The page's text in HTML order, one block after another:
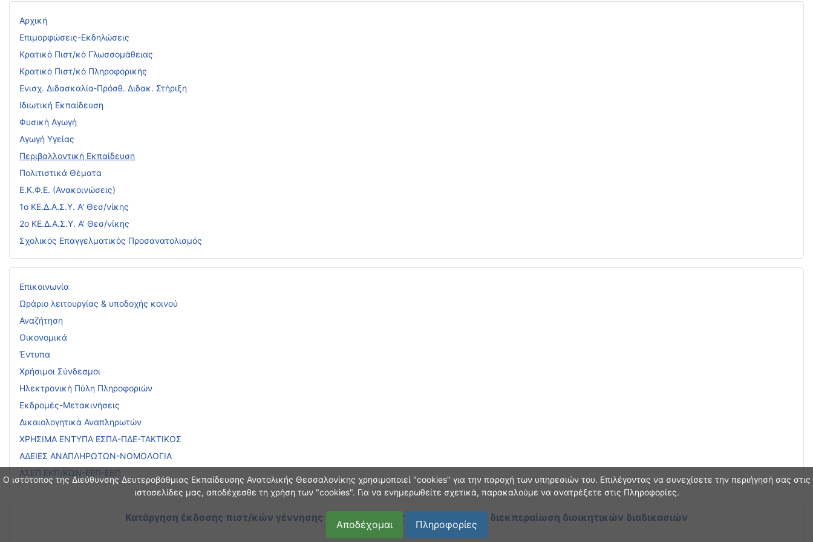
Ο ιστότοπος της Διεύθυνσης Δευτεροβάθμιας Εκπαίδευσης Ανατολικής Θεσσαλονίκης χρησιμοποιεί "cookies" για την παροχή των υπηρεσιών του. Επιλέγοντας να συνεχίσετε την περιήγησή σας στις
ιστοσελίδες μας, αποδέχεσθε τη χρήση των "cookies". Για να ενημερωθείτε σχετικά, παρακαλούμε να ανατρέξετε στις Πληροφορίες.
Αποδέχομαι Πληροφορίες
Αρχική
Επιμορφώσεις-Εκδηλώσεις
Κρατικό Πιστ/κό Γλωσσομάθειας
Κρατικό Πιστ/κό Πληροφορικής
Ενισχ. Διδασκαλία-Πρόσθ. Διδακ. Στήριξη
Ιδιωτική Εκπαίδευση
Φυσική Αγωγή
Αγωγή Υγείας
Περιβαλλοντική Εκπαίδευση
Πολιτιστικά Θέματα
Ε.Κ.Φ.Ε. (Ανακοινώσεις)
1ο ΚΕ.Δ.Α.Σ.Υ. Α' Θεσ/νίκης
2ο ΚΕ.Δ.Α.Σ.Υ. Α' Θεσ/νίκης
Σχολικός Επαγγελματικός Προσανατολισμός
Επικοινωνία
Ωράριο λειτουργίας & υποδοχής κοινού
Αναζήτηση
Οικονομικά
Έντυπα
Χρήσιμοι Σύνδεσμοι
Ηλεκτρονική Πύλη Πληροφοριών
Εκδρομές-Μετακινήσεις
Δικαιολογητικά Αναπληρωτών
ΧΡΗΣΙΜΑ ΕΝΤΥΠΑ ΕΣΠΑ-ΠΔΕ-ΤΑΚΤΙΚΟΣ
ΑΔΕΙΕΣ ΑΝΑΠΛΗΡΩΤΩΝ-ΝΟΜΟΛΟΓΙΑ
ΑΣΕΠ ΕΚΠ/ΚΩΝ-ΕΕΠ-ΕΒΠ
Κατάργηση έκδοσης πιστ/κών γέννησης και οικογεν. κατάστασης κατά τη διεκπεραίωση διοικητικών διαδικασιών